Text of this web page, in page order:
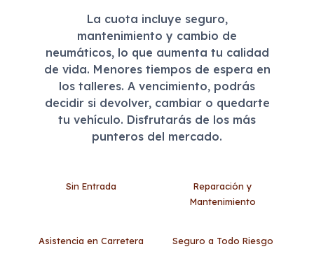
La cuota incluye seguro,
mantenimiento y cambio de
neumáticos, lo que aumenta tu calidad
de vida. Menores tiempos de espera en
los talleres. A vencimiento, podrás
decidir si devolver, cambiar o quedarte
tu vehículo. Disfrutarás de los más
punteros del mercado.
Sin Entrada
Reparación y
Mantenimiento
Asistencia en Carretera Seguro a Todo Riesgo